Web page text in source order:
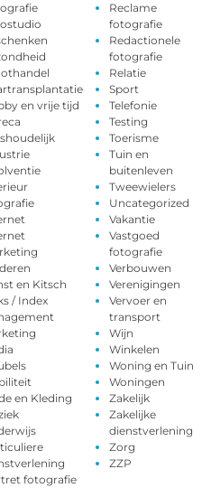
en vrije tijd
en Kitsch
/ Index
en Kleding
fotografie
Reclame
fotografie
Redactionele
fotografie
Relatie
Sport
Telefonie
Testing
Toerisme
Tuin en
buitenleven
Tweewielers
Uncategorized
Vakantie
Vastgoed
fotografie
Verbouwen
Verenigingen
Vervoer en
transport
Wijn
Winkelen
Woning en Tuin
Woningen
Zakelijk
Zakelijke
dienstverlening
Zorg
ZZP